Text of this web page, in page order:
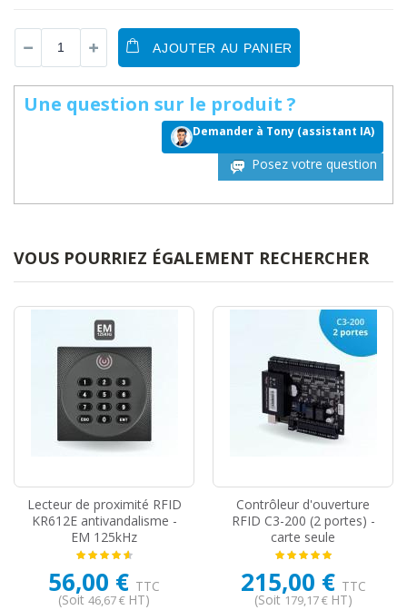
AJOUTER AU PANIER
Une question sur le produit ?
Demander à Tony (assistant IA)
Posez votre question
VOUS POURRIEZ ÉGALEMENT RECHERCHER
Lecteur de proximité RFID
KR612E antivandalisme -
EM 125kHz
56,00 € TTC
(Soit 46,67 € HT)
Contrôleur d'ouverture
RFID C3-200 (2 portes) -
carte seule
215,00 € TTC
(Soit179,17 € HT)